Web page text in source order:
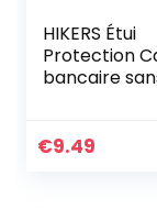
HIKERS Étui
Protection
bancaire
Pochettes
€9.49